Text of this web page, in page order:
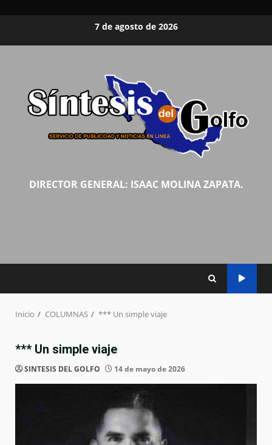
7 de agosto de 2026
DIRECTOR GENERAL: ISAAC MOLINA ZAPATA.
Inicio COLUMNAS *** Un simple viaje
*** Un simple viaje
SINTESIS DEL GOLFO 14 de mayo de 2026